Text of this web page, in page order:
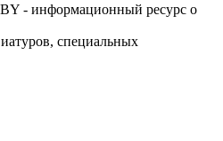
- информационный ресурс о
специальных